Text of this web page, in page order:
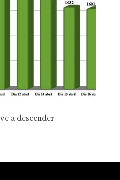
a descender